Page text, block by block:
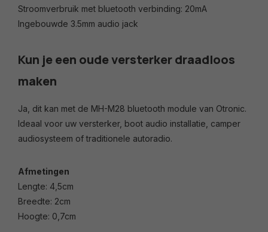
Stroomverbruik met bluetooth verbinding: 20mA
Ingebouwde 3.5mm audio jack
Kun je een oude versterker draadloos
maken
Ja, dit kan met de MH-M28 bluetooth module van Otronic.
Ideaal voor uw versterker, boot audio installatie, camper
audiosysteem of traditionele autoradio.
Afmetingen
Lengte: 4,5cm
Breedte: 2cm
Hoogte: 0,7cm